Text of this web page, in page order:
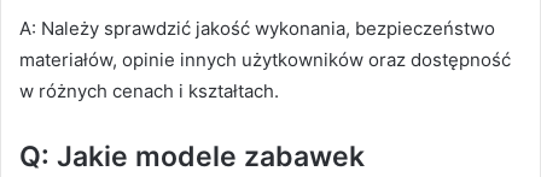
A: Należy sprawdzić jakość wykonania, bezpieczeństwo
materiałów, opinie innych użytkowników oraz dostępność
w różnych cenach i kształtach.
Q: Jakie modele zabawek